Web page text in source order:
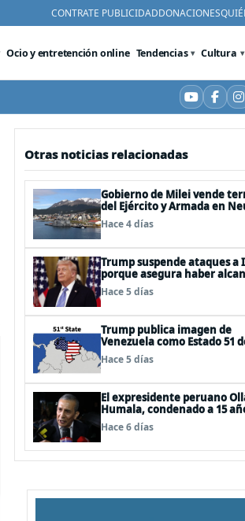
CONTRATE PUBLICIDADDONACIONES
Ocio y entretención online Tendencias Cultura
YouTube
Otras noticias relacionadas
Gobierno de Milei vende
del Ejército y Armada en
y Ushuaia
Hace 4 días
Trump suspende ataques a
porque asegura haber
«las bases de un acuerdo»
Hace 5 días
Trump publica imagen de
Venezuela como Estado 51
EEUU
Hace 5 días
El expresidente peruano
Humala, condenado a 15
cárcel, sale libre al anularse
caso
Hace 6 días